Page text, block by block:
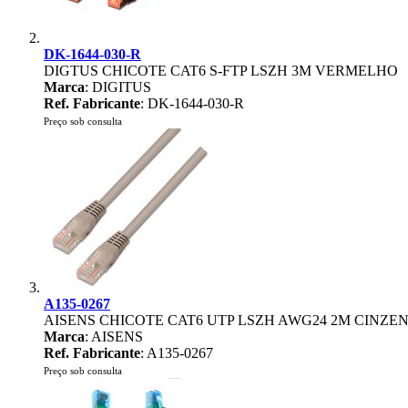
DK-1644-030-R
DIGTUS CHICOTE CAT6 S-FTP LSZH 3M VERMELHO
Marca: DIGITUS
Ref. Fabricante: DK-1644-030-R
Preço sob consulta
A135-0267
AISENS CHICOTE CAT6 UTP LSZH AWG24 2M
Marca: AISENS
Ref. Fabricante: A135-0267
Preço sob consulta